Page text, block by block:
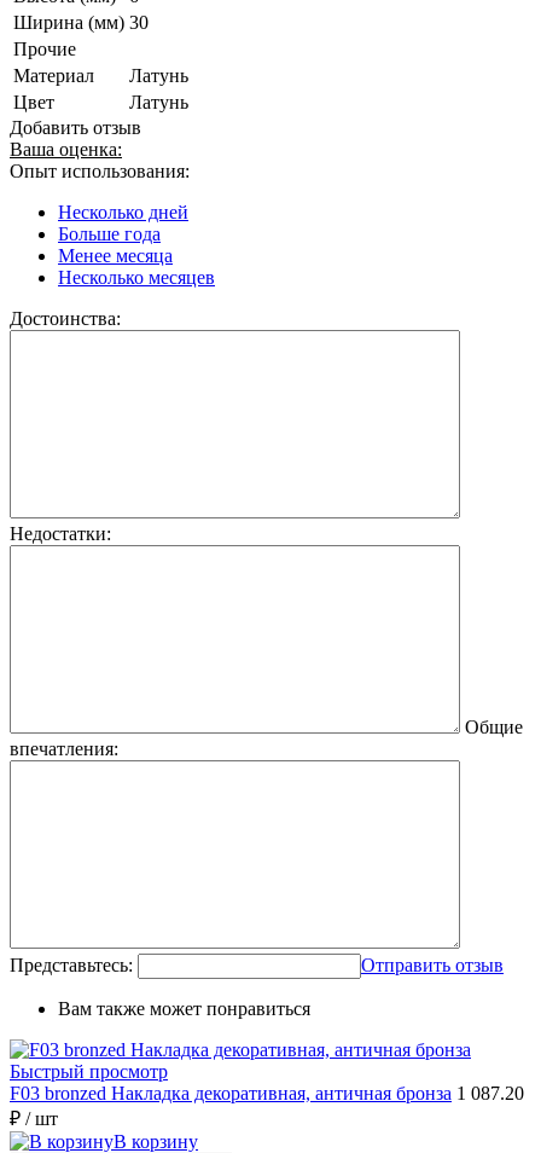
Ширина (мм) 30
Прочие
Материал
Латунь
Цвет
Латунь
Добавить отзыв
Ваша оценка:
Опыт использования:
Несколько дней
Больше года
Менее месяца
Несколько месяцев
Достоинства:
Недостатки:
Общие
впечатления:
Представьтесь: Отправить отзыв
Вам также может понравиться
Быстрый просмотр
F03 bronzed Накладка декоративная, античная бронза 1 087.20
₽ / шт
В корзину